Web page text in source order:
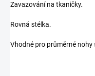
Zavazování na tkaničky.
Rovná stélka.
Vhodné pro průměrné